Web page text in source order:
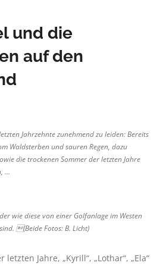
und die
auf den
Jahrzehnte zunehmend zu leiden: Bereits
Waldsterben und sauren Regen, dazu
die trockenen Sommer der letzten Jahre
...
wie diese von einer Golfanlage im Westen
(Beide Fotos: B. Licht)
Jahre, „Kyrill“, „Lothar“, „Ela“